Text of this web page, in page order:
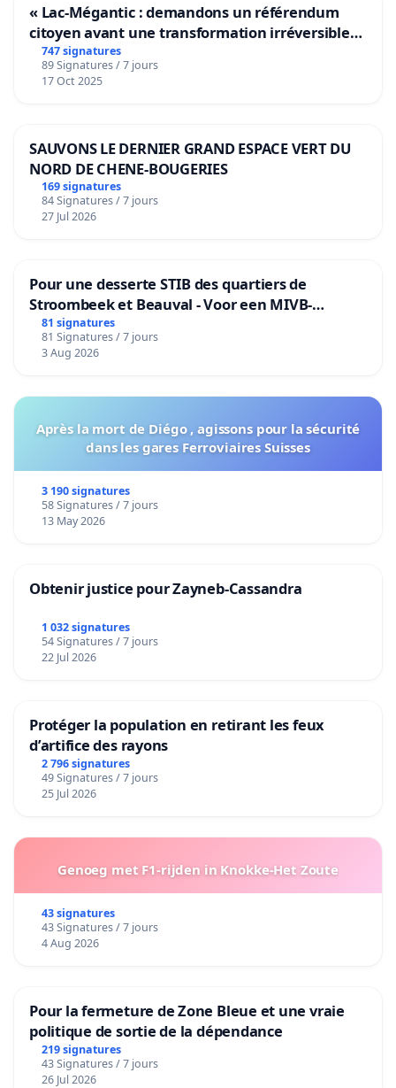
« Lac-Mégantic : demandons un référendum
citoyen avant une transformation irréversible
de notre territoire »
747 signatures
89 Signatures / 7 jours
17 Oct 2025
SAUVONS LE DERNIER GRAND ESPACE VERT DU
NORD DE CHENE-BOUGERIES
169 signatures
84 Signatures / 7 jours
27 Jul 2026
Pour une desserte STIB des quartiers de
Stroombeek et Beauval - Voor een MIVB-
bediening van de wijken Strombeek en Het
Voor
81 signatures
81 Signatures / 7 jours
3 Aug 2026
Après la mort de Diégo , agissons pour la sécurité
dans les gares Ferroviaires Suisses
3 190 signatures
58 Signatures / 7 jours
13 May 2026
Obtenir justice pour Zayneb-Cassandra
1 032 signatures
54 Signatures / 7 jours
22 Jul 2026
Protéger la population en retirant les feux
d’artifice des rayons
2 796 signatures
49 Signatures / 7 jours
25 Jul 2026
Genoeg met F1-rijden in Knokke-Het Zoute
43 signatures
43 Signatures / 7 jours
4 Aug 2026
Pour la fermeture de Zone Bleue et une vraie
politique de sortie de la dépendance
219 signatures
43 Signatures / 7 jours
26 Jul 2026